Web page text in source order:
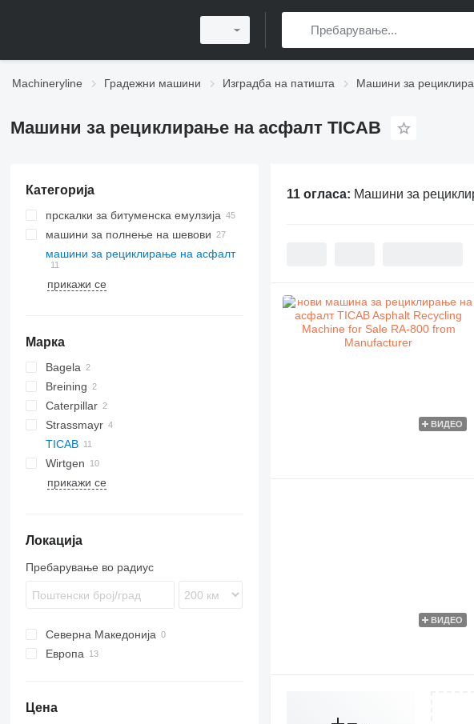
Machineryline Градежни машини Изградба на патишта Машини за
Машини за рециклирање на асфалт TICAB
Категорија
прскалки за битуменска емулзија
машини за полнење на шевови
машини за рециклирање на асфалт
прикажи се
Марка
MPH
Bagela
BA
Breining
Caterpillar
RM
Strassmayr
TICAB
Wirtgen
KMA
прикажи се
Локација
Пребарување во радиус
Северна Македонија
Европа
Цена
11 огласа: Машини за
ВИДЕО
ВИДЕО